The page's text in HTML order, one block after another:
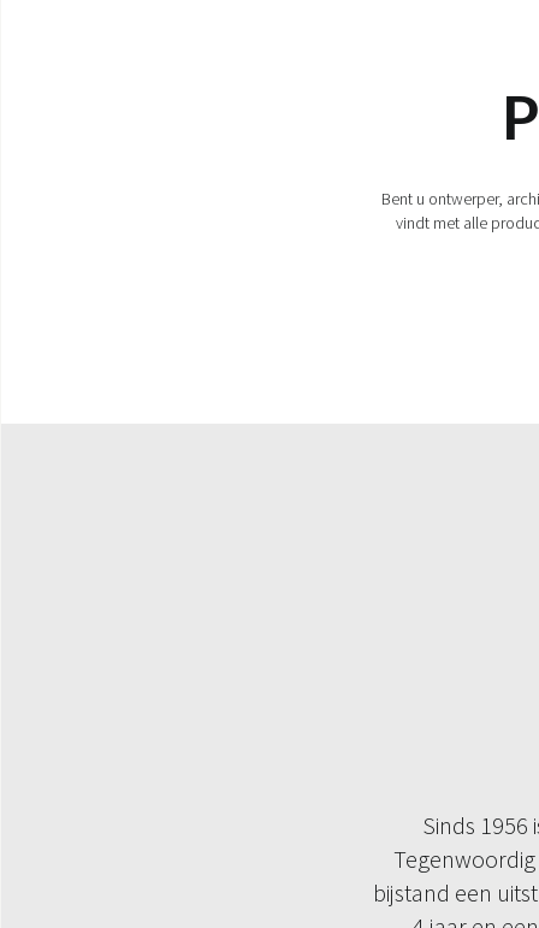
Bent u ontwerper,
vindt met alle
Sinds
bijstand een